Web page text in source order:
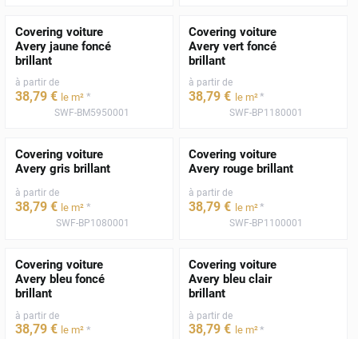
Covering voiture
Avery jaune foncé
brillant
à partir de
38,79 € le m² *
SWF-BM5950001
Covering voiture
Avery vert foncé
brillant
à partir de
38,79 € le m²*
SWF-BP1180001
Covering voiture
Avery gris brillant
à partir de
38,79 € le m² *
SWF-BP1080001
Covering voiture
Avery rouge brillant
à partir de
38,79 € le m²*
SWF-BP1100001
Covering voiture
Avery bleu foncé
brillant
à partir de
38,79 € le m² *
Covering voiture
Avery bleu clair
brillant
à partir de
38,79 € le m²*